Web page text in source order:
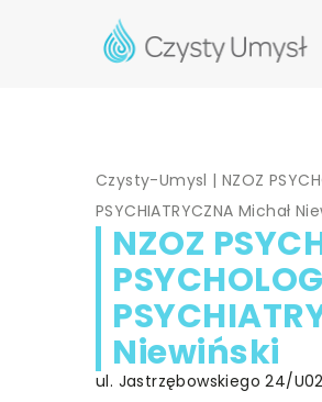
Czysty-Umysl |NZOZ
PSYCHIATRYCZNA Michał
NZOZ
Niewiński
ul. Jastrzębowskiego 24/